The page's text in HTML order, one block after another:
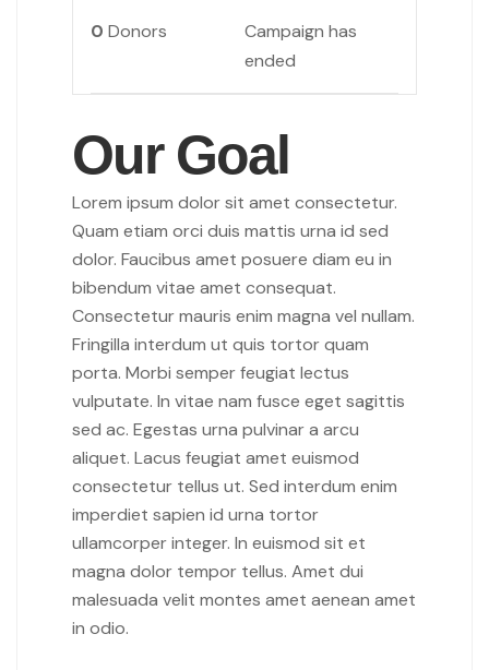
0 Donors
Campaign has
ended
Our Goal
Lorem ipsum dolor sit amet consectetur.
Quam etiam orci duis mattis urna id sed
dolor. Faucibus amet posuere diam eu in
bibendum vitae amet consequat.
Consectetur mauris enim magna vel nullam.
Fringilla interdum ut quis tortor quam
porta. Morbi semper feugiat lectus
vulputate. In vitae nam fusce eget sagittis
sed ac. Egestas urna pulvinar a arcu
aliquet. Lacus feugiat amet euismod
consectetur tellus ut. Sed interdum enim
imperdiet sapien id urna tortor
ullamcorper integer. In euismod sit et
magna dolor tempor tellus. Amet dui
malesuada velit montes amet aenean amet
in odio.